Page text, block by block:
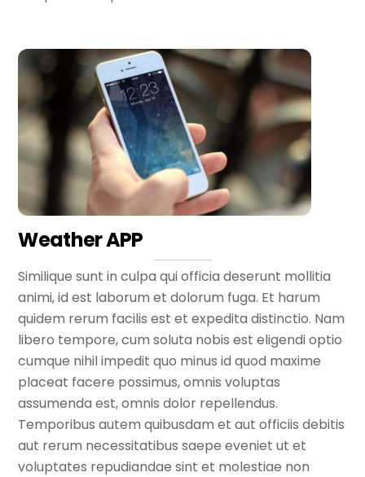
Weather APP
Similique sunt in culpa qui officia deserunt mollitia
animi, id est laborum et dolorum fuga. Et harum
quidem rerum facilis est et expedita distinctio. Nam
libero tempore, cum soluta nobis est eligendi optio
cumque nihil impedit quo minus id quod maxime
placeat facere possimus, omnis voluptas
assumenda est, omnis dolor repellendus.
Temporibus autem quibusdam et aut officiis debitis
aut rerum necessitatibus saepe eveniet ut et
voluptates repudiandae sint et molestiae non